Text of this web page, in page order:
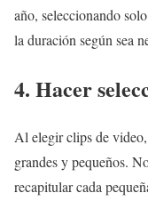
año, seleccionando
la duración según sea
4. Hacer
Al elegir clips de
grandes y pequeños.
recapitular cada